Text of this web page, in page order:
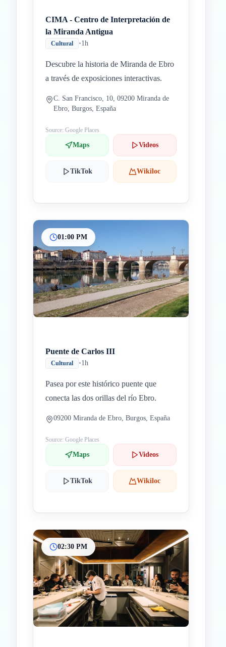
CIMA - Centro de Interpretación de
la Miranda Antigua
Cultural •1h
Descubre la historia de Miranda de Ebro
a través de exposiciones interactivas.
C. San Francisco, 10, 09200 Miranda de
Ebro, Burgos, España
Source: Google Places
Maps Videos
TikTok Wikiloc
01:00 PM
Puente de Carlos III
Cultural •1h
Pasea por este histórico puente que
conecta las dos orillas del río Ebro.
09200 Miranda de Ebro, Burgos, España
Source: Google Places
Maps Videos
TikTok Wikiloc
02:30 PM